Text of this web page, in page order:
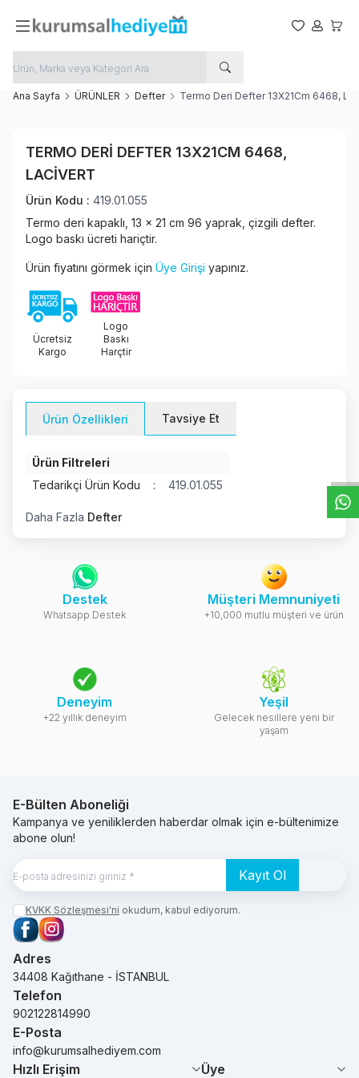
Favorilerim
Hesabım
Ana Sayfa ÜRÜNLER Defter Termo Deri Defter 13X21Cm 6468,
Paylaş
TERMO DERI DEFTER 13X21CM 6468,
LACIVERT
Ürün Kodu : 419.01.055
Termo deri kapaklı, 13 x 21 cm 96 yaprak, çizgili defter.
Logo baskı ücreti hariçtir.
Ürün fiyatını görmek için Üye Girişi yapınız.
Ücretsiz
Kargo
Logo
Baskı
Harçtir
Ürün Özellikleri Tavsiye Et
Ürün Filtreleri
Tedarikçi Ürün Kodu
: 419.01.055
Daha Fazla Defter
Destek
Whatsapp Destek
Müşteri Memnuniyeti
+10,000 mutlu müşteri ve ürün
Deneyim
+22 yıllık deneyim
Yeşil
Gelecek nesillere yeni bir
yaşam
E-Bülten Aboneliği
Kampanya ve yeniliklerden haberdar olmak için e-bültenimize
abone olun!
Kayıt Ol
KVKK Sözleşmesi'ni okudum, kabul ediyorum.
Facebook
Instagram
Adres
34408 Kağıthane - İSTANBUL
Telefon
902122814990
E-Posta
info@kurumsalhediyem.com
Hızlı Erişim Üye